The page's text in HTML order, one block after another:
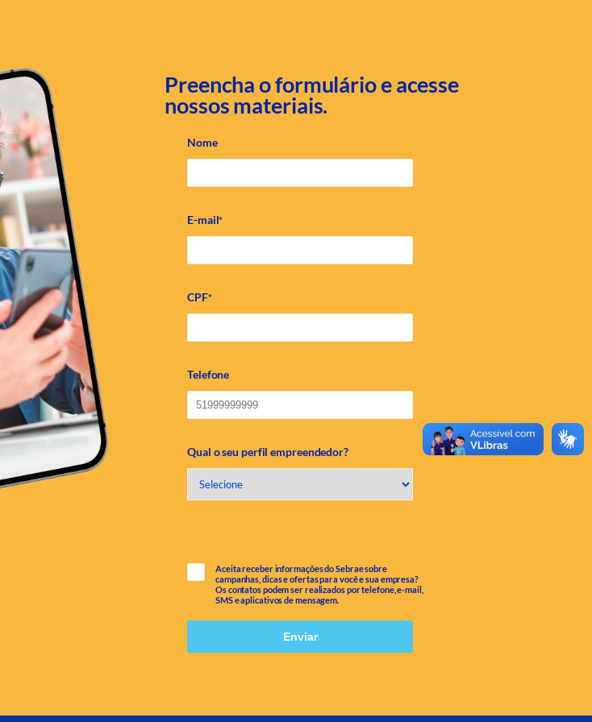
Preencha o formulário e acesse
nossos materiais.
Nome
E-mail*
CPF*
Telefone
Qual o seu perfil empreendedor?
Aceita receber informações do Sebrae sobre
campanhas, dicas e ofertas para você e sua empresa?
Os contatos podem ser realizados por telefone, e-mail,
SMS e aplicativos de mensagem.